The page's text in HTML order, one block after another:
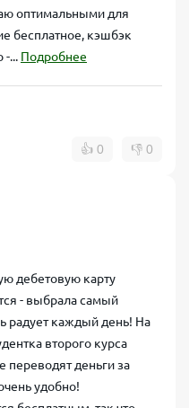
оптимальными для
бесплатное, кэшбэк
-... Подробнее
👍 0 👎 0
дебетовую карту
- выбрала самый
радует каждый день! На
второго курса
переводят деньги за
удобно!